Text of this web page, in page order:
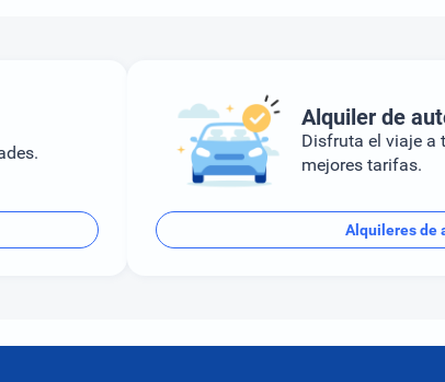
Alquiler de
Disfruta el viaje a
mejores tarifas.
Alquileres de